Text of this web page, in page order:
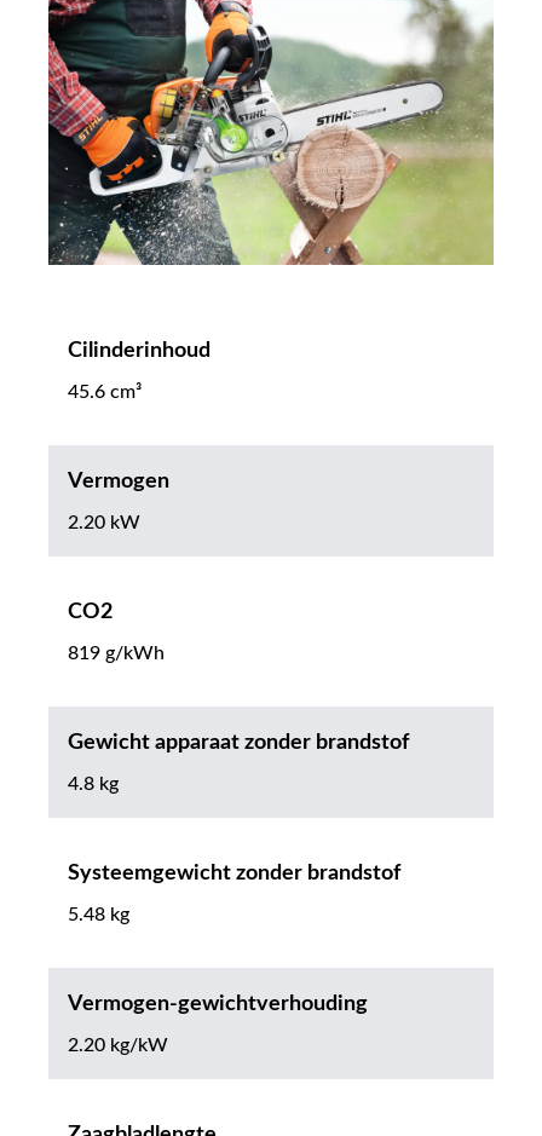
Cilinderinhoud
45.6 cm³
Vermogen
2.20 kW
CO2
819 g/kWh
Gewicht apparaat zonder brandstof
4.8 kg
Systeemgewicht zonder brandstof
5.48 kg
Vermogen-gewichtverhouding
2.20 kg/kW